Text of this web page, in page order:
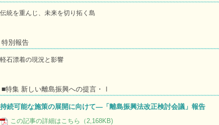
伝統を重んじ、未来を切り拓く島
特別報告
軽石漂着の現況と影響
■特集 新しい離島振興への提言・Ⅰ
持続可能な施策の展開に向けて―「離島振興法改正検討会議」報告
この記事の詳細はこちら（2,168KB)